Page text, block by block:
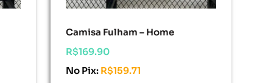
Camisa Fulham – Home
R$169.90
No Pix: R$159.71